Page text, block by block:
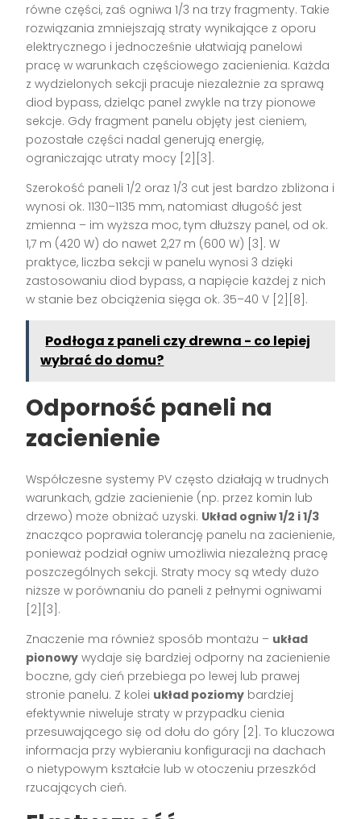
równe części, zaś ogniwa 1/3 na trzy fragmenty. Takie
rozwiązania zmniejszają straty wynikające z oporu
elektrycznego i jednocześnie ułatwiają panelowi
pracę w warunkach częściowego zacienienia. Każda
z wydzielonych sekcji pracuje niezależnie za sprawą
diod bypass, dzieląc panel zwykle na trzy pionowe
sekcje. Gdy fragment panelu objęty jest cieniem,
pozostałe części nadal generują energię,
ograniczając utraty mocy [2][3].
Szerokość paneli 1/2 oraz 1/3 cut jest bardzo zbliżona i
wynosi ok. 1130–1135 mm, natomiast długość jest
zmienna – im wyższa moc, tym dłuższy panel, od ok.
1,7 m (420 W) do nawet 2,27 m (600 W) [3]. W
praktyce, liczba sekcji w panelu wynosi 3 dzięki
zastosowaniu diod bypass, a napięcie każdej z nich
w stanie bez obciążenia sięga ok. 35–40 V [2][8].
Podłoga z paneli czy drewna - co lepiej
wybrać do domu?
Odporność paneli na
zacienienie
Współczesne systemy PV często działają w trudnych
warunkach, gdzie zacienienie (np. przez komin lub
drzewo) może obniżać uzyski. Układ ogniw 1/2 i 1/3
znacząco poprawia tolerancję panelu na zacienienie,
ponieważ podział ogniw umożliwia niezależną pracę
poszczególnych sekcji. Straty mocy są wtedy dużo
niższe w porównaniu do paneli z pełnymi ogniwami
[2][3].
Znaczenie ma również sposób montażu – układ
pionowy wydaje się bardziej odporny na zacienienie
boczne, gdy cień przebiega po lewej lub prawej
stronie panelu. Z kolei układ poziomy bardziej
efektywnie niweluje straty w przypadku cienia
przesuwającego się od dołu do góry [2]. To kluczowa
informacja przy wybieraniu konfiguracji na dachach
o nietypowym kształcie lub w otoczeniu przeszkód
rzucających cień.